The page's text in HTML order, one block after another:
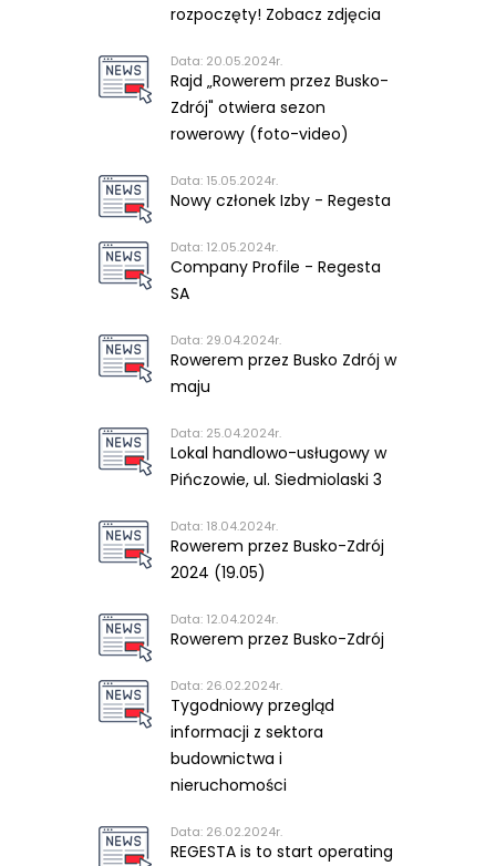
rozpoczęty! Zobacz zdjęcia
Data: 20.05.2024r.
Rajd „Rowerem przez Busko-
Zdrój" otwiera sezon
rowerowy (foto-video)
Data: 15.05.2024r.
Nowy członek Izby - Regesta
Data: 12.05.2024r.
Company Profile - Regesta
SA
Data: 29.04.2024r.
Rowerem przez Busko Zdrój w
maju
Data: 25.04.2024r.
Lokal handlowo-usługowy w
Pińczowie, ul. Siedmiolaski 3
Data: 18.04.2024r.
Rowerem przez Busko-Zdrój
2024 (19.05)
Data: 12.04.2024r.
Rowerem przez Busko-Zdrój
Data: 26.02.2024r.
Tygodniowy przegląd
informacji z sektora
budownictwa i
nieruchomości
Data: 26.02.2024r.
REGESTA is to start operating